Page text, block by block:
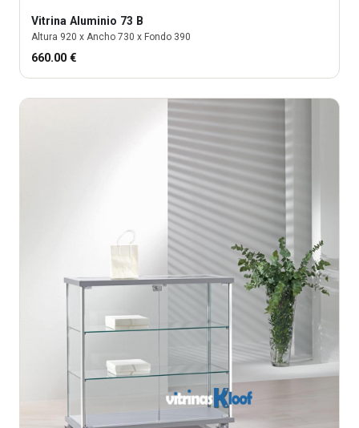
Vitrina Aluminio 73 B
Altura 920 x Ancho 730 x Fondo 390
660.00 €